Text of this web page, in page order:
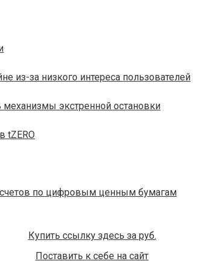
из-за низкого интереса пользователей
механизмы экстренной остановки
tZERO
по цифровым ценным бумагам
Купить ссылку здесь за руб.
Поставить к себе на сайт